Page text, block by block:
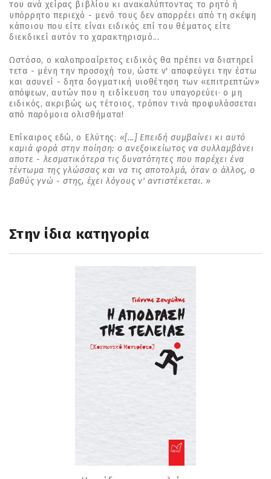
του ανά χείρας βιβλίου κι ανακαλύπτοντας το ρητό ή
υπόρρητο περιεχό - µενό τους δεν απορρέει από τη σκέψη
κάποιου που είτε είναι ειδικός επί του θέµατος είτε
διεκδικεί αυτόν το χαρακτηρισµό...
Ωστόσο, ο καλοπροαίρετος ειδικός θα πρέπει να διατηρεί
τετα - µένη την προσοχή του, ώστε ν' αποφεύγει την έστω
και ασυνεί - δητα δογµατική υιοθέτηση των «επιτρεπτών»
απόψεων, αυτών που η ειδίκευση του υπαγορεύει· ο µη
ειδικός, ακριβώς ως τέτοιος, τρόπον τινά προφυλάσσεται
από παρόµοια ολισθήµατα!
Επίκαιρος εδώ, ο Ελύτης: «[...] Επειδή συµβαίνει κι αυτό
καµιά φορά στην ποίηση: ο ανεξοικείωτος να συλλαµβάνει
αποτε - λεσµατικότερα τις δυνατότητες που παρέχει ένα
τέντωµα της γλώσσας και να τις αποτολµά, όταν ο άλλος, ο
βαθύς γνώ - στης, έχει λόγους ν' αντιστέκεται. »
Στην ίδια κατηγορία